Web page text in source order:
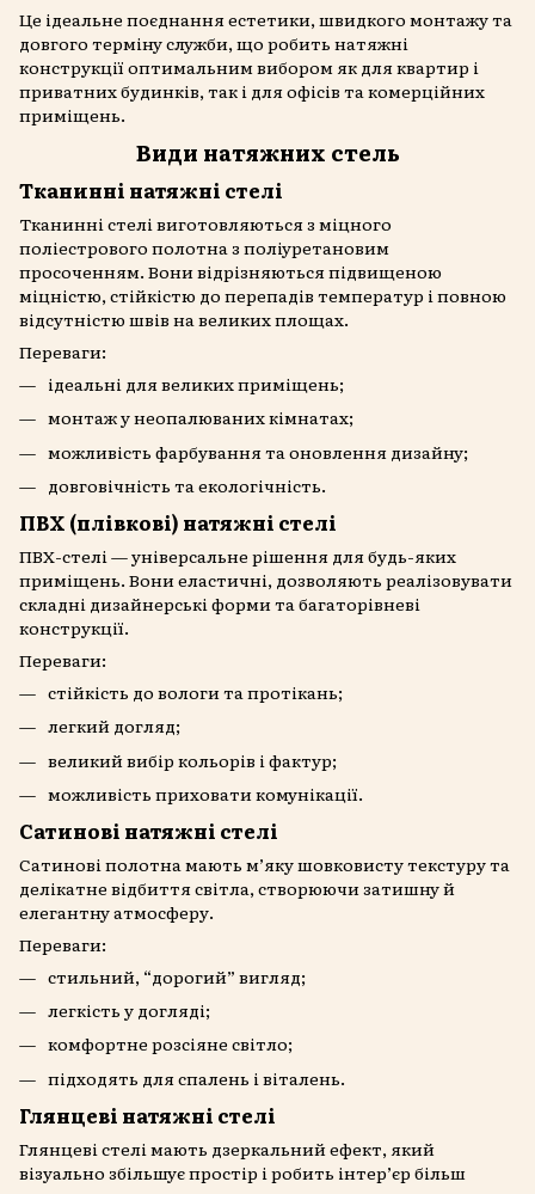
Це ідеальне поєднання естетики, швидкого монтажу та
довгого терміну служби, що робить натяжні
конструкції оптимальним вибором як для квартир і
приватних будинків, так і для офісів та комерційних
приміщень.
Види натяжних стель
Тканинні натяжні стелі
Тканинні стелі виготовляються з міцного
поліестрового полотна з поліуретановим
просоченням. Вони відрізняються підвищеною
міцністю, стійкістю до перепадів температур і повною
відсутністю швів на великих площах.
Переваги:
ідеальні для великих приміщень;
монтаж у неопалюваних кімнатах;
можливість фарбування та оновлення дизайну;
довговічність та екологічність.
ПВХ (плівкові) натяжні стелі
ПВХ-стелі — універсальне рішення для будь-яких
приміщень. Вони еластичні, дозволяють реалізовувати
складні дизайнерські форми та багаторівневі
конструкції.
Переваги:
стійкість до вологи та протікань;
легкий догляд;
великий вибір кольорів і фактур;
можливість приховати комунікації.
Сатинові натяжні стелі
Сатинові полотна мають м’яку шовковисту текстуру та
делікатне відбиття світла, створюючи затишну й
елегантну атмосферу.
Переваги:
стильний, “дорогий” вигляд;
легкість у догляді;
комфортне розсіяне світло;
підходять для спалень і віталень.
Глянцеві натяжні стелі
Глянцеві стелі мають дзеркальний ефект, який
візуально збільшує простір і робить інтер’єр більш